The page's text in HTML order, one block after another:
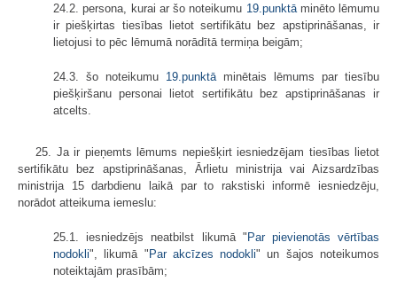
24.2. persona, kurai ar šo noteikumu 19.punktāminēto lēmumu
ir piešķirtas tiesības lietot sertifikātu bez apstiprināšanas, ir
lietojusi to pēc lēmumā norādītā termiņa beigām;
24.3. šo noteikumu 19.punktā minētais lēmums par tiesību
piešķiršanu personai lietot sertifikātu bez apstiprināšanas ir
atcelts.
25. Ja ir pieņemts lēmums nepiešķirt iesniedzējam tiesības lietot
sertifikātu bez apstiprināšanas, Ārlietu ministrija vai Aizsardzības
ministrija 15 darbdienu laikā par to rakstiski informē iesniedzēju,
norādot atteikuma iemeslu:
25.1. iesniedzējs neatbilst likumā " Par pievienotās vērtības
nodokli", likumā " Par akcīzes nodokli" un šajos noteikumos
noteiktajām prasībām;